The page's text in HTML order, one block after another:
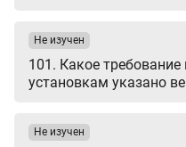
101. Какое
установкам указано
Не изучен
Не изучен